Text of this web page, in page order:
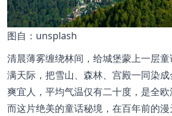
图自：unsplash
清晨薄雾缠绕林间，给城堡蒙上一层
满天际，把雪山、森林、宫殿一同染
爽宜人，平均气温仅有二十度，是全欧
而这片绝美的童话秘境，在百年前的